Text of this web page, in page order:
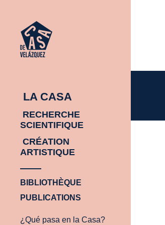
LA CASA
RECHERCHE
SCIENTIFIQUE
CRÉATION
ARTISTIQUE
BIBLIOTHÈQUE
PUBLICATIONS
¿Qué pasa en la Casa?